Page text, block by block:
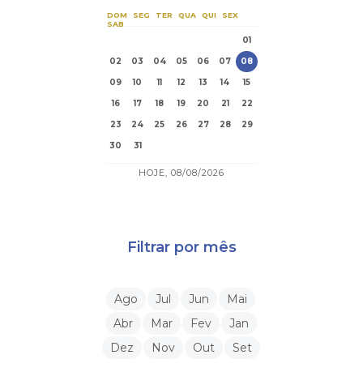
DOM SEG TER QUA QUI
SEX
SAB
01
02
03 04 05 06 07
08
09
10 11 12 13 14
15
16
17 18 19 20 21
22
23
24 25 26 27 28
29
30
31
HOJE, 08/08/2026
Filtrar por mês
Ago Jul Jun
Mai
Abr
Mar Fev
Jan
Dez
Nov Out Set